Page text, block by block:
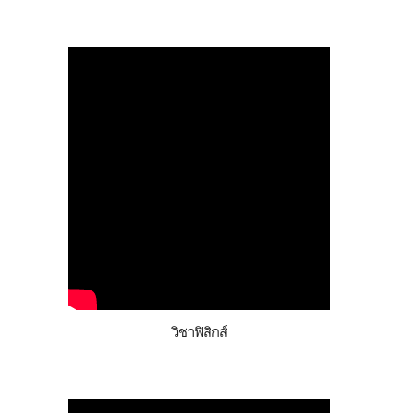
วิชาฟิสิกส์